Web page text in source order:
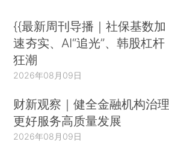
{{最新周刊导播｜社保基数加
速夯实、AI“追光”、韩股杠杆
狂潮
2026年08月09日
财新观察｜健全金融机构治理
更好服务高质量发展
2026年08月09日